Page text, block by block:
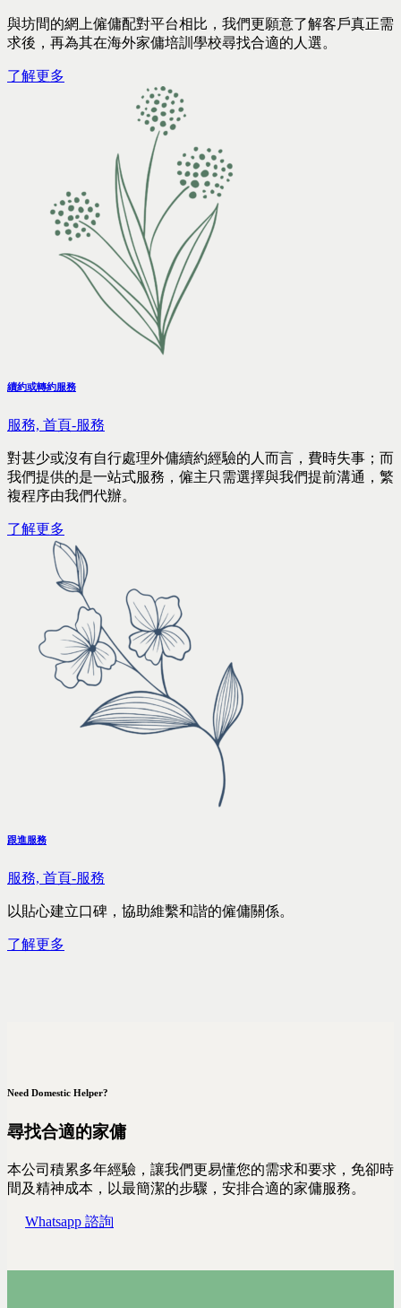
與坊間的網上僱傭配對平台相比，我們更願意了解客戶真正需
求後，再為其在海外家傭培訓學校尋找合適的人選。
了解更多
續約或轉約服務
服務, 首頁-服務
對甚少或沒有自行處理外傭續約經驗的人而言，費時失事；而
我們提供的是一站式服務，僱主只需選擇與我們提前溝通，繁
複程序由我們代辦。
了解更多
跟進服務
服務, 首頁-服務
以貼心建立口碑，協助維繫和諧的僱傭關係。
了解更多
Need Domestic Helper?
尋找合適的家傭
本公司積累多年經驗，讓我們更易懂您的需求和要求，免卻時
間及精神成本，以最簡潔的步驟，安排合適的家傭服務。
Whatsapp 諮詢